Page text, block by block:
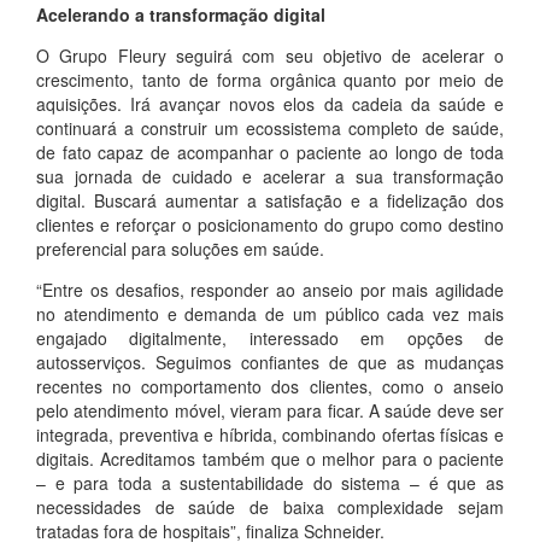
Acelerando a transformação digital
O Grupo Fleury seguirá com seu objetivo de acelerar o
crescimento, tanto de forma orgânica quanto por meio de
aquisições. Irá avançar novos elos da cadeia da saúde e
continuará a construir um ecossistema completo de saúde,
de fato capaz de acompanhar o paciente ao longo de toda
sua jornada de cuidado e acelerar a sua transformação
digital. Buscará aumentar a satisfação e a fidelização dos
clientes e reforçar o posicionamento do grupo como destino
preferencial para soluções em saúde.
“Entre os desafios, responder ao anseio por mais agilidade
no atendimento e demanda de um público cada vez mais
engajado digitalmente, interessado em opções de
autosserviços. Seguimos confiantes de que as mudanças
recentes no comportamento dos clientes, como o anseio
pelo atendimento móvel, vieram para ficar. A saúde deve ser
integrada, preventiva e híbrida, combinando ofertas físicas e
digitais. Acreditamos também que o melhor para o paciente
– e para toda a sustentabilidade do sistema – é que as
necessidades de saúde de baixa complexidade sejam
tratadas fora de hospitais”, finaliza Schneider.